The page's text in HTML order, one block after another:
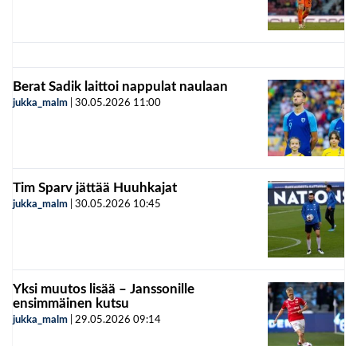
Berat Sadik laittoi nappulat naulaan
jukka_malm 30.05.2026 11:00
Tim Sparv jättää Huuhkajat
jukka_malm 30.05.2026 10:45
Yksi muutos lisää – Janssonille
ensimmäinen kutsu
jukka_malm 29.05.2026 09:14